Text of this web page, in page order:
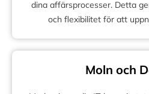
dina affärsprocesser. Detta
och flexibilitet för att
Moln och